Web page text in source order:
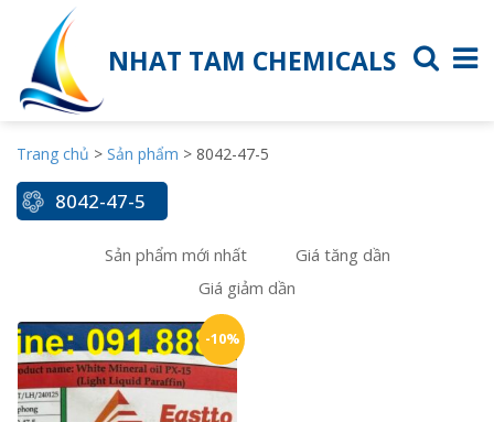
NHAT TAM CHEMICALS
Trang chủ > Sản phẩm > 8042-47-5
8042-47-5
Sản phẩm mới nhất
Giá tăng dần
Giá giảm dần
-10%